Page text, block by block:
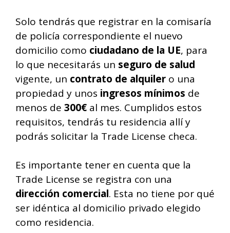
Solo tendrás que registrar en la comisaría
de policía correspondiente el nuevo
domicilio como ciudadano de la UE, para
lo que necesitarás un seguro de salud
vigente, un contrato de alquiler o una
propiedad y unos ingresos mínimos de
menos de 300€ al mes. Cumplidos estos
requisitos, tendrás tu residencia allí y
podrás solicitar la Trade License checa.
Es importante tener en cuenta que la
Trade License se registra con una
dirección comercial. Esta no tiene por qué
ser idéntica al domicilio privado elegido
como residencia.